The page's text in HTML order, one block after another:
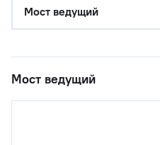
Мост ведущий
Мост ведущий